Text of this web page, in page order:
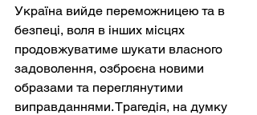
Україна вийде переможницею та в
безпеці, воля в інших місцях
продовжуватиме шукати власного
задоволення, озброєна новими
образами та переглянутими
виправданнями. Трагедія, на думку